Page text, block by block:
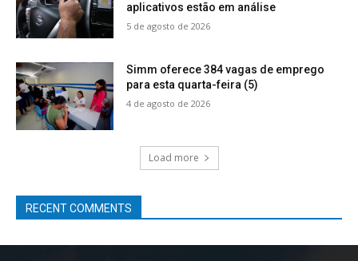
aplicativos estão em análise
5 de agosto de 2026
Simm oferece 384 vagas de emprego
para esta quarta-feira (5)
4 de agosto de 2026
Load more
RECENT COMMENTS